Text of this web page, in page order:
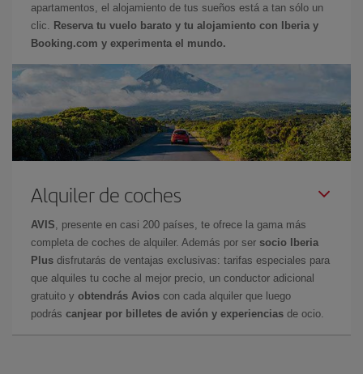
apartamentos, el alojamiento de tus sueños está a tan sólo un
clic.
Reserva tu vuelo barato y tu alojamiento con Iberia y
Booking.com y experimenta el mundo.
Alquiler de coches
AVIS , presente en casi 200 países, te ofrece la gama más
completa de coches de alquiler. Además por ser socio Iberia
Plus disfrutarás de ventajas exclusivas: tarifas especiales para
que alquiles tu coche al mejor precio, un conductor adicional
gratuito y obtendrás Avios con cada alquiler que luego
podrás canjear por billetes de avión y experiencias de ocio.